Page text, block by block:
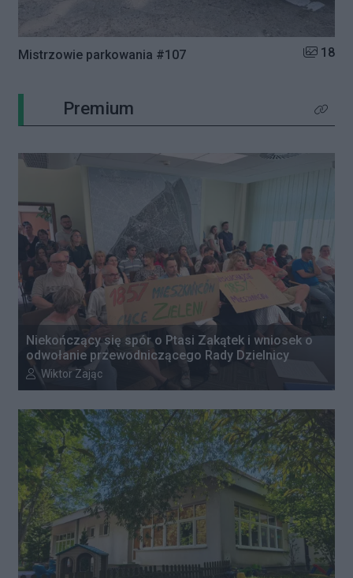
Mistrzowie parkowania #107 Liczba
18
Premium Kliknij
Niekończący się spór o Ptasi Zakątek i wniosek o
odwołanie przewodniczącego Rady Dzielnicy
Autor artykułu:
Wiktor Zając